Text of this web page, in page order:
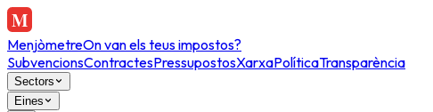
MenjòmetreOn van els teus impostos?
SubvencionsContractesPressupostosXarxaPolíticaTransparència
Sectors
Eines